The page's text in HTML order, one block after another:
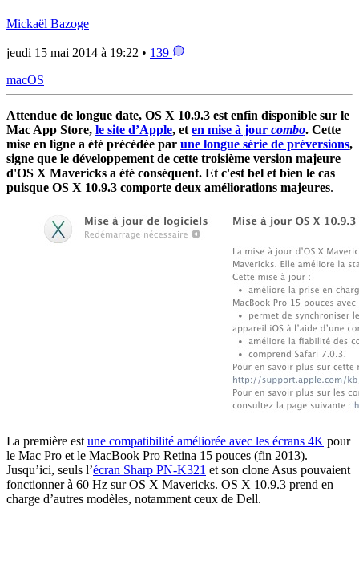
Mickaël Bazoge
jeudi 15 mai 2014 à 19:22 • 139
macOS
Attendue de longue date, OS X 10.9.3 est enfin disponible sur le
Mac App Store, le site d’Apple, et en mise à jour combo. Cette
mise en ligne a été précédée par une longue série de préversions,
signe que le développement de cette troisième version majeure
d'OS X Mavericks a été conséquent. Et c'est bel et bien le cas
puisque OS X 10.9.3 comporte deux améliorations majeures.
La première est une compatibilité améliorée avec les écrans 4K pour
le Mac Pro et le MacBook Pro Retina 15 pouces (fin 2013).
Jusqu’ici, seuls l’écran Sharp PN-K321 et son clone Asus pouvaient
fonctionner à 60 Hz sur OS X Mavericks. OS X 10.9.3 prend en
charge d’autres modèles, notamment ceux de Dell.